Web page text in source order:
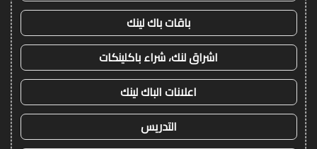
باقات باك لينك
اشراق لنك، شراء باكلينكات
اعلانات الباك لينك
التدريس